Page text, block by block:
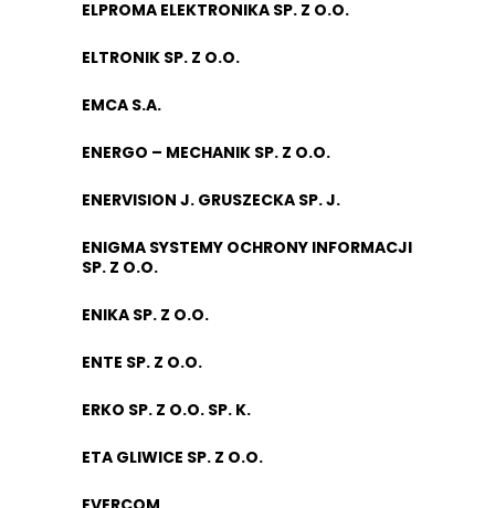
ELPROMA ELEKTRONIKA SP. Z O.O.
ELTRONIK SP. Z O.O.
EMCA S.A.
ENERGO – MECHANIK SP. Z O.O.
ENERVISION J. GRUSZECKA SP. J.
ENIGMA SYSTEMY OCHRONY INFORMACJI
SP. Z O.O.
ENIKA SP. Z O.O.
ENTE SP. Z O.O.
ERKO SP. Z O.O. SP. K.
ETA GLIWICE SP. Z O.O.